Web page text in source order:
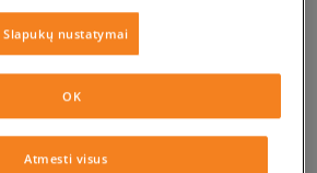
ką jeigu visas šias savybes pavyktų
kurį gali užtikrinti tik aukščiausios
Pro Leather įrodo, jog tai labai
sau šį išskirtinį modelį ir ženk į aukštesnį
pro!
Slapukų nustatymai
Atmesti visus
OK